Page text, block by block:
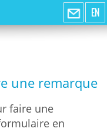
EN
une remarque
faire une
en